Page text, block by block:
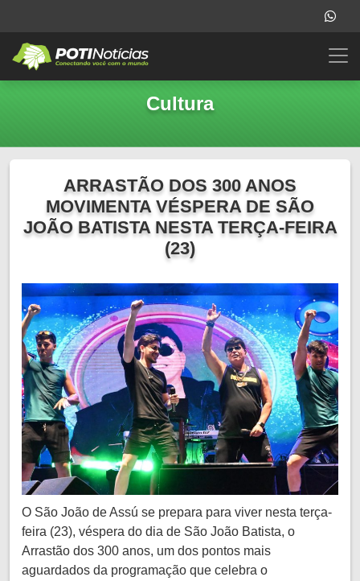
Cultura
ARRASTÃO DOS 300 ANOS
MOVIMENTA VÉSPERA DE SÃO
JOÃO BATISTA NESTA TERÇA-FEIRA
(23)
O São João de Assú se prepara para viver nesta terça-
feira (23), véspera do dia de São João Batista, o
Arrastão dos 300 anos, um dos pontos mais
aguardados da programação que celebra o